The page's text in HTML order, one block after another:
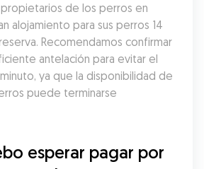
de los perros en
alojamiento para sus perros 14
Recomendamos confirmar
antelación para evitar el
ya que la disponibilidad de
puede terminarse
esperar pagar por